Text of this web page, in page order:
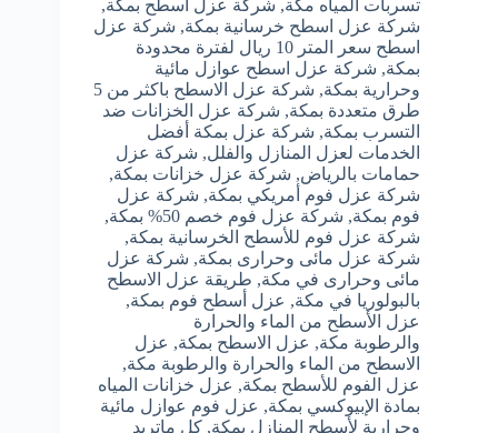
تسربات المياه مكة, شركة عزل اسطح بمكة,
شركة عزل اسطح خرسانية بمكة, شركة عزل
اسطح سعر المتر 10 ريال لفترة محدودة
بمكة, شركة عزل اسطح عوازل مائية
وحرارية بمكة,
شركة عزل الاسطح باكثر من 5
طرق متعددة بمكة, شركة عزل الخزانات ضد
التسرب بمكة, شركة عزل بمكة أفضل
الخدمات لعزل المنازل والفلل, شركة عزل
حمامات بالرياض, شركة عزل خزانات بمكة,
شركة عزل فوم أمريكي بمكة, شركة عزل
فوم بمكة, شركة عزل فوم خصم 50% بمكة
,
شركة عزل فوم للأسطح الخرسانية بمكة,
شركة عزل مائى وحرارى بمكة, شركة عزل
مائى وحرارى في مكة, طريقة عزل الاسطح
بالبولوريا في مكة, عزل أسطح فوم بمكة,
عزل الأسطح من الماء والحرارة
والرطوبة مكة, عزل الاسطح بمكة, عزل
الاسطح من الماء والحرارة والرطوبة مكة,
عزل الفوم للأسطح بمكة, عزل خزانات المياه
بمادة الإبيوكسي بمكة, عزل فوم عوازل مائية
وحرارية لأسطح المنازل بمكة, كل ماتريد